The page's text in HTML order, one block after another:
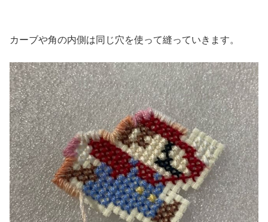
カーブや角の内側は同じ穴を使って縫っていきます。